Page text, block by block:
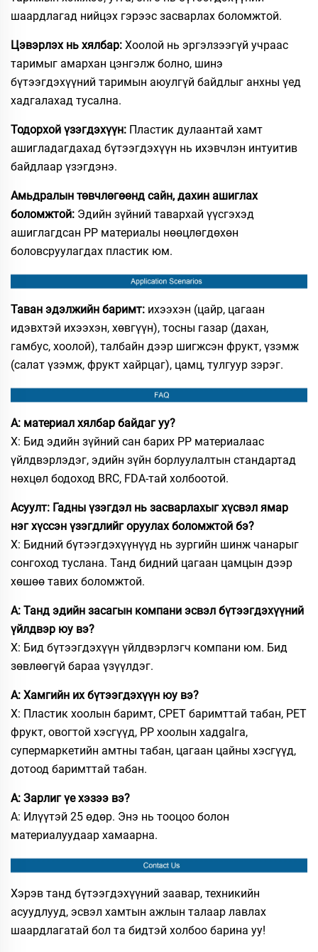
шаардлагад нийцэх гэрээс засварлах боломжтой.
Цэвэрлэх нь хялбар: Хоолой нь эргэлзээгүй учраас
таримыг амархан цэнгэлж болно, шинэ
бүтээгдэхүүний таримын аюулгүй байдлыг анхны үед
хадгалахад тусална.
Тодорхой үзэгдэхүүн: Пластик дулаантай хамт
ашигладагдахад бүтээгдэхүүн нь ихэвчлэн интуитив
байдлаар үзэгдэнэ.
Амьдралын төвчлөгөөнд сайн, дахин ашиглах
боломжтой: Эдийн зүйний тавархай үүсгэхэд
ашиглагдсан PP материалы нөөцлөгдөхөн
боловсруулагдах пластик юм.
Таван эдэлжийн баримт: ихээхэн (цайр, цагаан
идэвхтэй ихээхэн, хөвгүүн), тосны газар (дахан,
гамбус, хоолой), талбайн дээр шигжсэн фрукт, үзэмж
(салат үзэмж, фрукт хайрцаг), цамц, тулгуур зэрэг.
А: материал хялбар байдаг уу?
Х: Бид эдийн зүйний сан барих PP материалаас
үйлдвэрлэдэг, эдийн зүйн борлуулалтын стандартад
нөхцөл бодоход BRC, FDA-тай холбоотой.
Асуулт: Гадны үзэгдэл нь засварлахыг хүсвэл ямар
нэг хүссэн үзэгдлийг оруулах боломжтой бэ?
Х: Бидний бүтээгдэхүүнүүд нь зургийн шинж чанарыг
сонгоход туслана. Танд бидний цагаан цамцын дээр
хөшөө тавих боломжтой.
А: Танд эдийн засагын компани эсвэл бүтээгдэхүүний
үйлдвэр юу вэ?
Х: Бид бүтээгдэхүүн үйлдвэрлэгч компани юм. Бид
зөвлөөгүй бараа үзүүлдэг.
А: Хамгийн их бүтээгдэхүүн юу вэ?
Х: Пластик хоолын баримт, CPET баримттай табан, PET
фрукт, овогтой хэсгүүд, PP хоолын хадgalга,
супермаркетийн амтны табан, цагаан цайны хэсгүүд,
дотоод баримттай табан.
А: Зарлиг үе хэзээ вэ?
А: Илүүтэй 25 өдөр. Энэ нь тооцоо болон
материалуудаар хамаарна.
Хэрэв танд бүтээгдэхүүний заавар, техникийн
асуудлууд, эсвэл хамтын ажлын талаар лавлах
шаардлагатай бол та бидтэй холбоо барина уу!